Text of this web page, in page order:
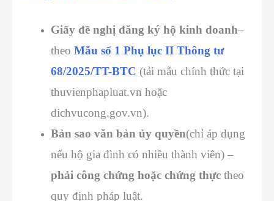
Giấy đề nghị đăng ký hộ kinh doanh–
theo Mẫu số 1 Phụ lục II Thông tư
68/2025/TT-BTC (tải mẫu chính thức tại
thuvienphapluat.vn hoặc
dichvucong.gov.vn).
Bản sao văn bản ủy quyền(chỉ áp dụng
nếu hộ gia đình có nhiều thành viên) –
phải công chứng hoặc chứng thực theo
quy định pháp luật.